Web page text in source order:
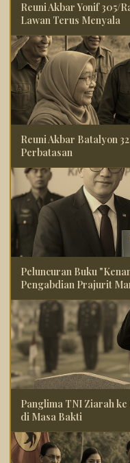
Reuni Akbar Yonif 305/
Lawan Terus Menyala
Reuni Akbar Batalyon
Perbatasan
Peluncuran Buku
Pengabdian Prajurit
Panglima TNI Ziarah
di Masa Bakti